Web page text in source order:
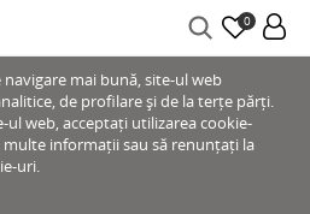
0
mai bună, site-ul web
de profilare și de la terțe părți.
web, acceptați utilizarea cookie-
informații sau să renunțați la
uri.